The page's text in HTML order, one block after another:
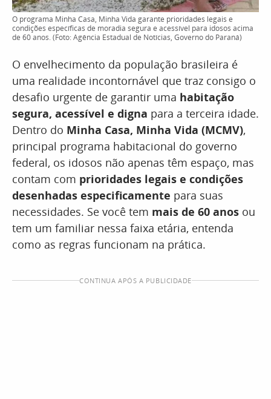
O programa Minha Casa, Minha Vida garante prioridades legais e
condições específicas de moradia segura e acessível para idosos acima
de 60 anos. (Foto: Agência Estadual de Notícias, Governo do Paraná)
O envelhecimento da população brasileira é
uma realidade incontornável que traz consigo o
desafio urgente de garantir uma habitação
segura, acessível e digna para a terceira idade.
Dentro do Minha Casa, Minha Vida (MCMV),
principal programa habitacional do governo
federal, os idosos não apenas têm espaço, mas
contam com prioridades legais e condições
desenhadas especificamente para suas
necessidades. Se você tem mais de 60 anos ou
tem um familiar nessa faixa etária, entenda
como as regras funcionam na prática.
CONTINUA APÓS A PUBLICIDADE